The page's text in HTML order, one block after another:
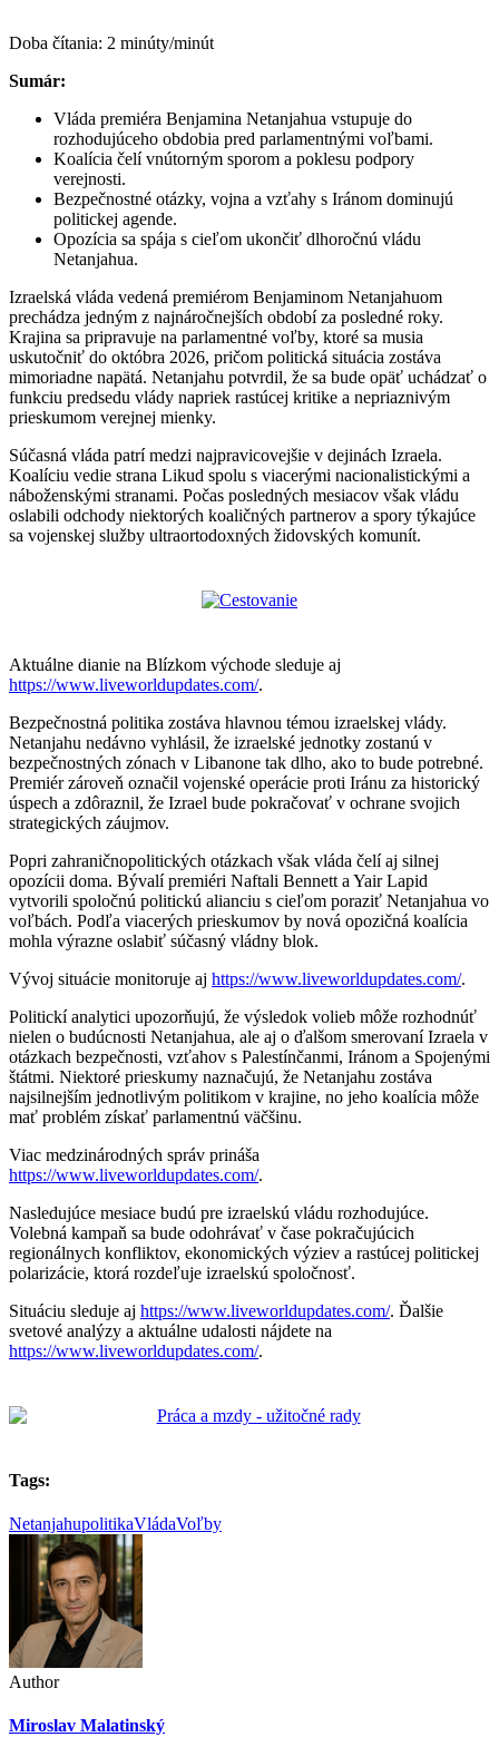
Doba čítania: 2 minúty/minút
Sumár:
Vláda premiéra Benjamina Netanjahua vstupuje do
rozhodujúceho obdobia pred parlamentnými voľbami.
Koalícia čelí vnútorným sporom a poklesu podpory
verejnosti.
Bezpečnostné otázky, vojna a vzťahy s Iránom dominujú
politickej agende.
Opozícia sa spája s cieľom ukončiť dlhoročnú vládu
Netanjahua.
Izraelská vláda vedená premiérom Benjaminom Netanjahuom
prechádza jedným z najnáročnejších období za posledné roky.
Krajina sa pripravuje na parlamentné voľby, ktoré sa musia
uskutočniť do októbra 2026, pričom politická situácia zostáva
mimoriadne napätá. Netanjahu potvrdil, že sa bude opäť uchádzať o
funkciu predsedu vlády napriek rastúcej kritike a nepriaznivým
prieskumom verejnej mienky.
Súčasná vláda patrí medzi najpravicovejšie v dejinách Izraela.
Koalíciu vedie strana Likud spolu s viacerými nacionalistickými a
náboženskými stranami. Počas posledných mesiacov však vládu
oslabili odchody niektorých koaličných partnerov a spory týkajúce
sa vojenskej služby ultraortodoxných židovských komunít.
Aktuálne dianie na Blízkom východe sleduje aj
https://www.liveworldupdates.com/.
Bezpečnostná politika zostáva hlavnou témou izraelskej vlády.
Netanjahu nedávno vyhlásil, že izraelské jednotky zostanú v
bezpečnostných zónach v Libanone tak dlho, ako to bude potrebné.
Premiér zároveň označil vojenské operácie proti Iránu za historický
úspech a zdôraznil, že Izrael bude pokračovať v ochrane svojich
strategických záujmov.
Popri zahraničnopolitických otázkach však vláda čelí aj silnej
opozícii doma. Bývalí premiéri Naftali Bennett a Yair Lapid
vytvorili spoločnú politickú alianciu s cieľom poraziť Netanjahua vo
voľbách. Podľa viacerých prieskumov by nová opozičná koalícia
mohla výrazne oslabiť súčasný vládny blok.
Vývoj situácie monitoruje aj https://www.liveworldupdates.com/.
Politickí analytici upozorňujú, že výsledok volieb môže rozhodnúť
nielen o budúcnosti Netanjahua, ale aj o ďalšom smerovaní Izraela v
otázkach bezpečnosti, vzťahov s Palestínčanmi, Iránom a Spojenými
štátmi. Niektoré prieskumy naznačujú, že Netanjahu zostáva
najsilnejším jednotlivým politikom v krajine, no jeho koalícia môže
mať problém získať parlamentnú väčšinu.
Viac medzinárodných správ prináša
https://www.liveworldupdates.com/.
Nasledujúce mesiace budú pre izraelskú vládu rozhodujúce.
Volebná kampaň sa bude odohrávať v čase pokračujúcich
regionálnych konfliktov, ekonomických výziev a rastúcej politickej
polarizácie, ktorá rozdeľuje izraelskú spoločnosť.
Situáciu sleduje aj https://www.liveworldupdates.com/. Ďalšie
svetové analýzy a aktuálne udalosti nájdete na
https://www.liveworldupdates.com/.
Tags:
NetanjahupolitikaVládaVoľby
Author
Miroslav Malatinský